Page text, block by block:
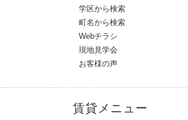
学区から検索
町名から検索
Webチラシ
現地見学会
お客様の声
賃貸メニュー